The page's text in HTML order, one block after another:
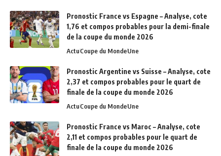
Pronostic France vs Espagne – Analyse, cote
1,76 et compos probables pour la demi-finale
de la coupe du monde 2026
ActuCoupe du MondeUne
Pronostic Argentine vs Suisse – Analyse, cote
2,37 et compos probables pour le quart de
finale de la coupe du monde 2026
ActuCoupe du MondeUne
Pronostic France vs Maroc – Analyse, cote
2,11 et compos probables pour le quart de
finale de la coupe du monde 2026